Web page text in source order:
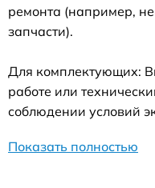
ремонта (например,
запчасти).
Для комплектующих:
работе или
соблюдении условий
Показать полностью